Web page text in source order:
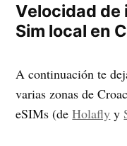
Velocidad
Sim local en
A continuación te
varias zonas de
eSIMs (deHolafly y